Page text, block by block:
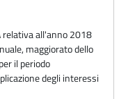
relativa all'anno 2018
maggiorato dello
il periodo
degli interessi